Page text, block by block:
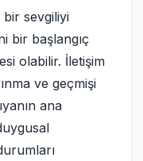
sevgiliyi
bir başlangıç
olabilir. İletişim
ve geçmişi
ana